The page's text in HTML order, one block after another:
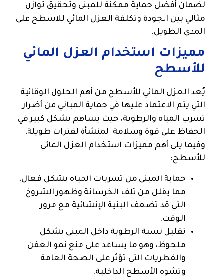
لضمان أفضل حماية ممكنة للمبنى وتحقيق توازن
مثالي بين الجودة وتكلفة العزل المائي للاسطح على
المدى الطويل.
مميزات استخدام العزل المائي
للأسطح
يُعد العزل المائي للأسطح من أهم الحلول الوقائية
التي يتم الاعتماد عليها في حماية المباني من أضرار
تسرب المياه والرطوبة، حيث يساهم بشكل كبير في
الحفاظ على قوة وسلامة المنشأة لفترات طويلة،
وفيما يلي أهم مميزات استخدام العزل المائي
للأسطح:
حماية المبنى من تسربات المياه بشكل فعال،
مما يقلل من تلف الخرسانة وظهور الشروخ
التي قد تضعف البنية الإنشائية مع مرور
الوقت.
تقليل نسبة الرطوبة داخل المبنى بشكل
ملحوظ، وهو ما يساعد على منع نمو العفن
والفطريات التي تؤثر على الصحة العامة
وتشوه الأسطح الداخلية.